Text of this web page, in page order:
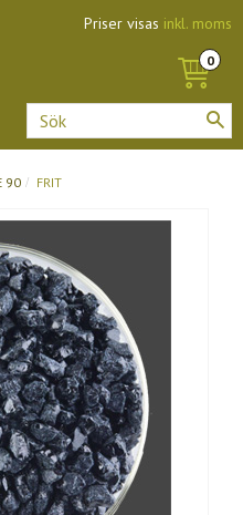
Priser visas inkl. moms
90 FRIT